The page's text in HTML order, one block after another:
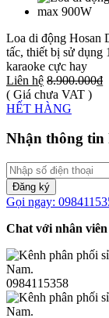
Loa di động Hosan
tấc, thiết bị sử dụng
karaoke cực hay
Liên hệ 8.900.000₫
( Giá chưa VAT )
HẾT HÀNG
Nhận thông
Đăng ký
Gọi ngay:
Chat với nhân
0984115358